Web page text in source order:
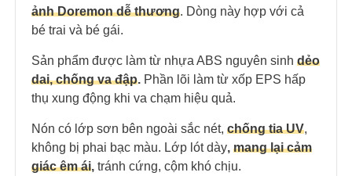
ảnh Doremon dễ thương. Dòng này hợp với cả
bé trai và bé gái.
Sản phẩm được làm từ nhựa ABS nguyên sinh dẻo
dai, chống va đập. Phần lõi làm từ xốp EPS hấp
thụ xung động khi va chạm hiệu quả.
Nón có lớp sơn bên ngoài sắc nét, chống tia UV,
không bị phai bạc màu. Lớp lót dày, mang lại cảm
giác êm ái, tránh cứng, cộm khó chịu.